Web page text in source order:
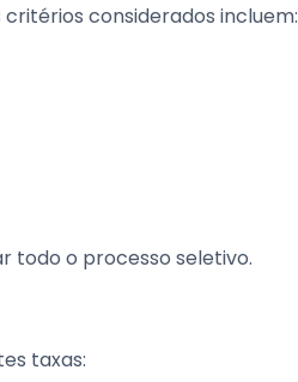
considerados incluem:
todo o processo seletivo.
taxas: